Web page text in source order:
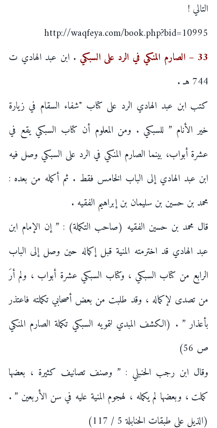
التالي !
http://waqfeya.com/book.php?bid=10995
33 – الصارم المنكي في الرد على السبكي
. ابن عبد الهادي ت
744 هـ .
كتب ابن عبد الهادي الرد على كتاب "شفاء السقام في زيارة
خير الأنام ” للسبكي . ومن المعلوم أن كتاب السبكي يقع في
عشرة أبواب، بينما الصارم المنكي في الرد على السبكي وصل فيه
ابن عبد الهادي إلى الباب الخامس فقط . ثم أكمله من بعده :
محمد بن حسين بن سليمان بن إبراهيم الفقيه .
قال محمد بن حسين الفقيه (صاحب التكملة) : ” إن الإمام ابن
عبد الهادي قد اخترمته المنية قبل إكماله حين وصل إلى الباب
الرابع من كتاب السبكي ، وكتاب السبكي عشرة أبواب ، ولم أرَ
من تصدى لإكماله ، وقد طلبت من بعض أصحابي تكملته فاعتذر
بأعذار ” . (الكشف المبدي لتمويه السبكي تكملة الصارم المنكي
ص 56)
وقال ابن رجب الحنبلي : ” وصنف تصانيف كثيرة ، بعضها
كملت ، وبعضها لم يكمله ، لهجوم المنية عليه في سن الأربعين ” .
(الذيل على طبقات الحنابلة 5 / 117)